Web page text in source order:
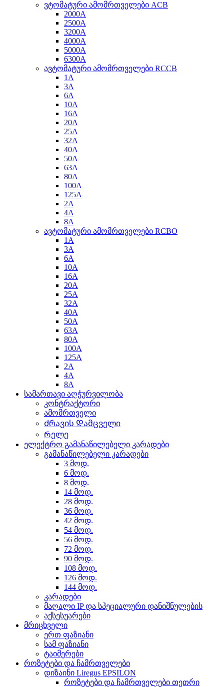
ვტომატური ამომრთველები ACB
2000A
2500A
3200A
4000A
5000A
6300A
ავტომატური ამომრთველები RCCB
1A
3A
6A
10A
16A
20A
25A
32A
40A
50A
63A
80A
100A
125A
2A
4A
8A
ავტომატური ამომრთველები RCBO
1A
3A
6A
10A
16A
20A
25A
32A
40A
50A
63A
80A
100A
125A
2A
4A
8A
სამართავი აღჭურვილობა
კონტრაქტორი
ამომრთველი
Ძრავის Დამცველი
Რელე
ელექტრო გამანაწილებელი კარადები
გამანაწილებელი კარადები
3 მოდ.
6 მოდ.
8 მოდ.
14 მოდ.
28 მოდ.
36 მოდ.
42 მოდ.
54 მოდ.
56 მოდ.
72 მოდ.
90 მოდ.
108 მოდ.
126 მოდ.
144 მოდ.
კარადები
მაღალი IP და სპეციალური დანიშნულების
აქსესუარები
მრიცხველი
ერთ ფაზიანი
სამ ფაზიანი
ტაიმერები
როზეტები და ჩამრთველები
დიზაინი Liregus EPSILON
როზეტები და ჩამრთველები თეთრი